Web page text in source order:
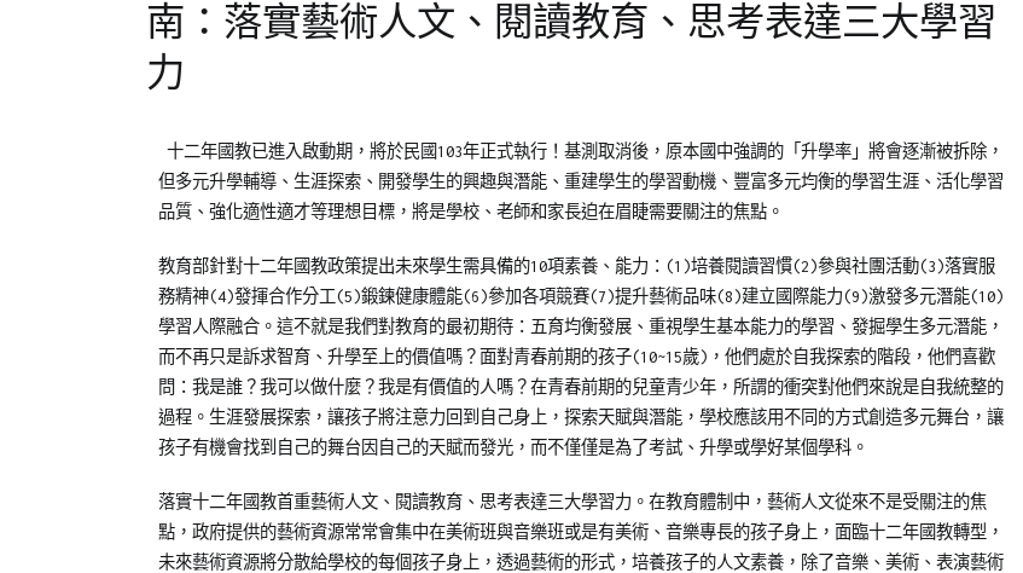
南：落實藝術人文、閱讀教育、思考表達三大學習
力
2012-
08-
11
兒
少
教
育
知
識,
中
文
學
專
區,
專
少
年
教
育
十二年國教已進入啟動期，將於民國103年正式執行！基測取消後，原本國中強調的「升學率」將會逐漸被拆除，
但多元升學輔導、生涯探索、開發學生的興趣與潛能、重建學生的學習動機、豐富多元均衡的學習生涯、活化學習
品質、強化適性適才等理想目標，將是學校、老師和家長迫在眉睫需要關注的焦點。
教育部針對十二年國教政策提出未來學生需具備的10項素養、能力：(1)培養閱讀習慣(2)參與社團活動(3)落實服
務精神(4)發揮合作分工(5)鍛鍊健康體能(6)參加各項競賽(7)提升藝術品味(8)建立國際能力(9)激發多元潛能(10)
學習人際融合。這不就是我們對教育的最初期待：五育均衡發展、重視學生基本能力的學習、發掘學生多元潛能，
而不再只是訴求智育、升學至上的價值嗎？面對青春前期的孩子(10~15歲)，他們處於自我探索的階段，他們喜歡
問：我是誰？我可以做什麼？我是有價值的人嗎？在青春前期的兒童青少年，所謂的衝突對他們來說是自我統整的
過程。生涯發展探索，讓孩子將注意力回到自己身上，探索天賦與潛能，學校應該用不同的方式創造多元舞台，讓
孩子有機會找到自己的舞台因自己的天賦而發光，而不僅僅是為了考試、升學或學好某個學科。
落實十二年國教首重藝術人文、閱讀教育、思考表達三大學習力。在教育體制中，藝術人文從來不是受關注的焦
點，政府提供的藝術資源常常會集中在美術班與音樂班或是有美術、音樂專長的孩子身上，面臨十二年國教轉型，
未來藝術資源將分散給學校的每個孩子身上，透過藝術的形式，培養孩子的人文素養，除了音樂、美術、表演藝術